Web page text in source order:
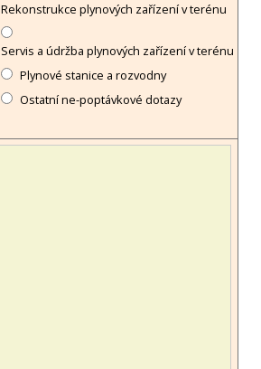
Rekonstrukce plynových zařízení v terénu
Servis a údržba plynových zařízení v terénu
Plynové stanice a rozvodny
Ostatní ne-poptávkové dotazy